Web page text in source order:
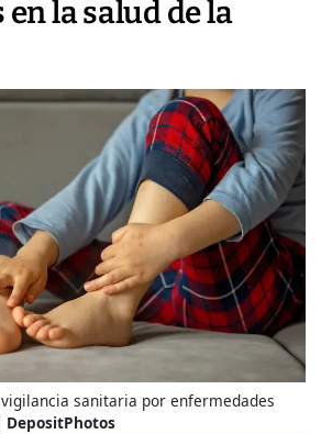
la salud de la
sanitaria por enfermedades
DepositPhotos